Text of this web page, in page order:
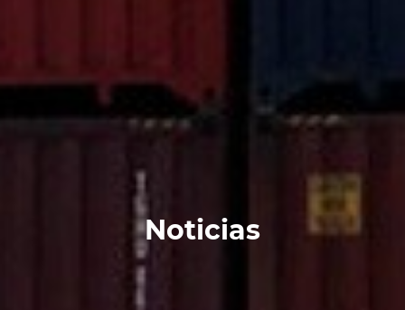
Noticias